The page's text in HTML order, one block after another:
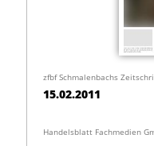
zfbf Schmalenbachs
15.02.2011
Handelsblatt Fachmedien